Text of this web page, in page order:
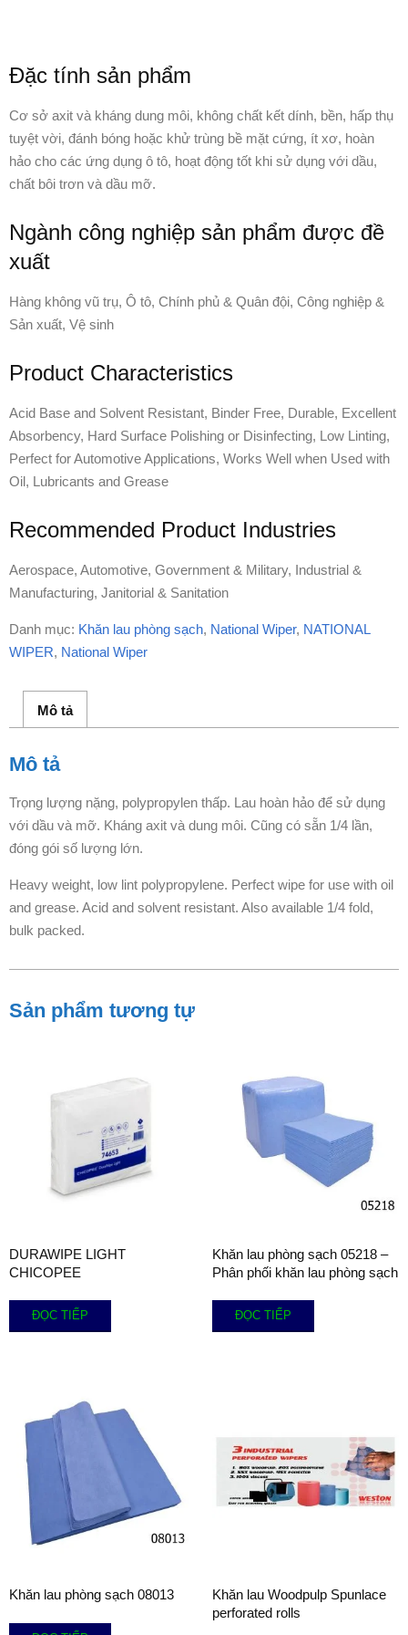
Đặc tính sản phẩm
Cơ sở axit và kháng dung môi, không chất kết dính, bền, hấp thụ
tuyệt vời, đánh bóng hoặc khử trùng bề mặt cứng, ít xơ, hoàn
hảo cho các ứng dụng ô tô, hoạt động tốt khi sử dụng với dầu,
chất bôi trơn và dầu mỡ.
Ngành công nghiệp sản phẩm được đề
xuất
Hàng không vũ trụ, Ô tô, Chính phủ & Quân đội, Công nghiệp &
Sản xuất, Vệ sinh
Product Characteristics
Acid Base and Solvent Resistant, Binder Free, Durable, Excellent
Absorbency, Hard Surface Polishing or Disinfecting, Low Linting,
Perfect for Automotive Applications, Works Well when Used with
Oil, Lubricants and Grease
Recommended Product Industries
Aerospace, Automotive, Government & Military, Industrial &
Manufacturing, Janitorial & Sanitation
Danh mục: Khăn lau phòng sạch, National Wiper, NATIONAL
WIPER, National Wiper
Mô tả
Mô tả
Trọng lượng nặng, polypropylen thấp. Lau hoàn hảo để sử dụng
với dầu và mỡ. Kháng axit và dung môi. Cũng có sẵn 1/4 lần,
đóng gói số lượng lớn.
Heavy weight, low lint polypropylene. Perfect wipe for use with oil
and grease. Acid and solvent resistant. Also available 1/4 fold,
bulk packed.
Sản phẩm tương tự
DURAWIPE LIGHT
CHICOPEE
ĐỌC TIẾP
Khăn lau phòng sạch 05218 –
Phân phối khăn lau phòng sạch
ĐỌC TIẾP
Khăn lau phòng sạch 08013
Khăn lau Woodpulp Spunlace
perforated rolls